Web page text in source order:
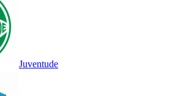
Juventude